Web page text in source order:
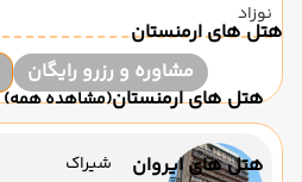
هتل های ارمنستان
هتل های ارمنستان(مشاهده همه)
هتل های ایروان
نوزاد
مشاوره و رزرو رایگان
شیراک